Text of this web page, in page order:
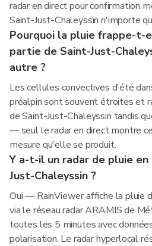
radar en direct pour confirmation
Saint-Just-Chaleyssin n'importe
Pourquoi la pluie frappe-t-
partie de Saint-Just-
autre ?
Les cellules convectives d'été
préalpin sont souvent étroites et
de Saint-Just-Chaleyssin tandis
— seul le radar en direct montre
mesure qu'elle se produit.
Y a-t-il un radar de pluie
Just-Chaleyssin ?
Oui — RainViewer affiche la pluie
via le réseau radar ARAMIS de
toutes les 5 minutes avec
polarisation. Le radar hyperlocal